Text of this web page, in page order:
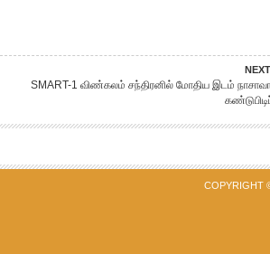
SMART-1 விண்கலம் சந்திரனில் மோதிய இடம்
COPYRIGHT